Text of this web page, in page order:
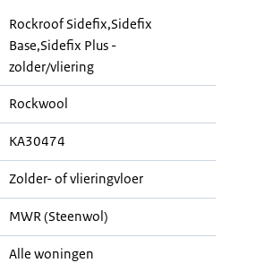
Rockroof Sidefix,Sidefix
Base,Sidefix Plus -
zolder/vliering
Rockwool
KA30474
Zolder- of vlieringvloer
MWR (Steenwol)
Alle woningen